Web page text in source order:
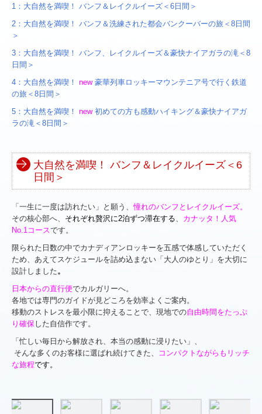
オーロラ観賞
お客様からのお手紙
初めての方へ
お問合せからご出発まで
標準旅行業約款
個人情報について
お役立ち情報
1：大自然を満喫！ バンフ＆レイクルイーズ＜6日間＞
2：大自然を満喫！ バンフ＆洗練された都会バンクーバーの旅＜8日間
＞
3：大自然を満喫！ バンフ、レイクルイーズ＆豪快ナイアガラの滝＜8
日間＞
4：大自然を満喫！ new 豪華列車ロッキーマウンテニア号で行く鉄道
の旅＜8日間＞
5：大自然を満喫！ new 初めての方も感動ハイキング＆豪快ナイアガ
ラの滝＜8日間＞
大自然を満喫！ バンフ＆レイクルイーズ＜6
日間＞
「一生に一度は訪れたい」と願う、憧れのバンフとレイクルイーズ。
その核心部へ、 それぞれ贅沢に2泊ずつ滞在する
カナッタ！人気
No.1コースです。
限られた日数の中でカナディアンロッキーを五感で体感していただく
ため、あえてスケジュールを詰め込まない「大人のゆとり」 を大切に
設計しました。
日本からの直行便でカルガリーへ。
各地では専門のガイドが見どころを効率よくご案内。
移動のストレスを最小限に抑えることで、現地での自由時間をたっぷ
り確保 した自信作です。
「忙しい毎日から解放され、本当の感動に浸りたい」、
そんな多くのお客様に選ばれ続けてきた、
コンパクトながらもリッチ
な旅程です 。